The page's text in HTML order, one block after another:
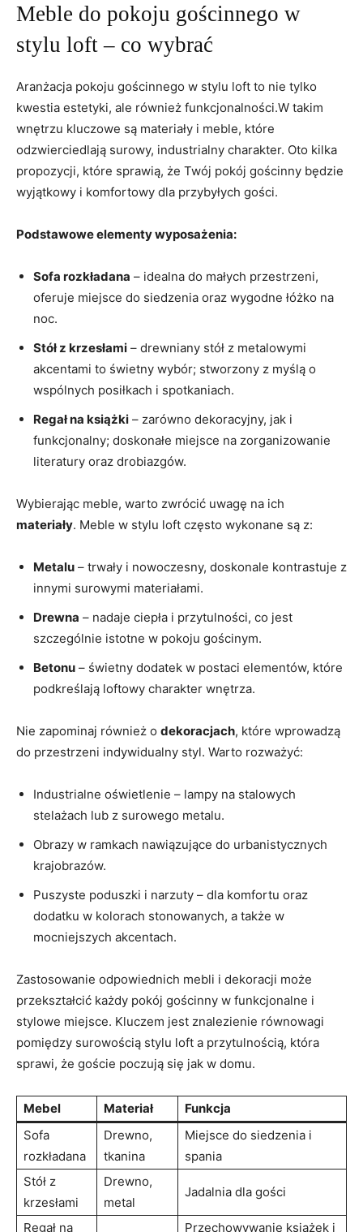
Meble do pokoju gościnnego w
stylu loft – co wybrać
Aranżacja pokoju gościnnego w stylu loft to nie tylko
kwestia estetyki, ale również funkcjonalności.W takim
wnętrzu kluczowe są materiały i meble, które
odzwierciedlają surowy, industrialny charakter. Oto kilka
propozycji, które sprawią, że Twój pokój gościnny będzie
wyjątkowy i komfortowy dla przybyłych gości.
Podstawowe elementy wyposażenia:
Sofa rozkładana – idealna do małych przestrzeni,
oferuje miejsce do siedzenia oraz wygodne łóżko na
noc.
Stół z krzesłami – drewniany stół z metalowymi
akcentami to świetny wybór; stworzony z myślą o
wspólnych posiłkach i spotkaniach.
Regał na książki – zarówno dekoracyjny, jak i
funkcjonalny; doskonałe miejsce na zorganizowanie
literatury oraz drobiazgów.
Wybierając meble, warto zwrócić uwagę na ich
materiały. Meble w stylu loft często wykonane są z:
Metalu – trwały i nowoczesny, doskonale kontrastuje z
innymi surowymi materiałami.
Drewna – nadaje ciepła i przytulności, co jest
szczególnie istotne w pokoju gościnym.
Betonu – świetny dodatek w postaci elementów, które
podkreślają loftowy charakter wnętrza.
Nie zapominaj również o dekoracjach, które wprowadzą
do przestrzeni indywidualny styl. Warto rozważyć:
Industrialne oświetlenie – lampy na stalowych
stelażach lub z surowego metalu.
Obrazy w ramkach nawiązujące do urbanistycznych
krajobrazów.
Puszyste poduszki i narzuty – dla komfortu oraz
dodatku w kolorach stonowanych, a także w
mocniejszych akcentach.
Zastosowanie odpowiednich mebli i dekoracji może
przekształcić każdy pokój gościnny w funkcjonalne i
stylowe miejsce. Kluczem jest znalezienie równowagi
pomiędzy surowością stylu loft a przytulnością, która
sprawi, że goście poczują się jak w domu.
Mebel Materiał
Funkcja
Sofa
rozkładana
Drewno,
tkanina
Miejsce do siedzenia i
spania
Stół z
krzesłami
Drewno,
metal
Jadalnia dla gości
Regał na Przechowywanie książek i